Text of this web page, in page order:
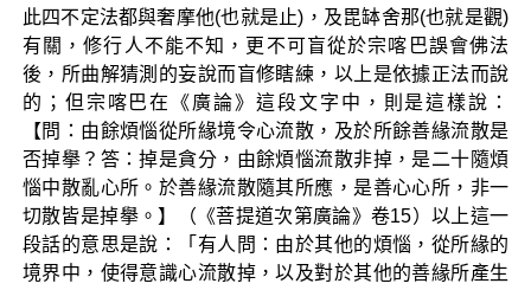
此四不定法都與奢摩他(也就是止)，及毘缽舍那(也就是觀)
有關，修行人不能不知，更不可盲從於宗喀巴誤會佛法
後，所曲解猜測的妄說而盲修瞎練，以上是依據正法而說
的；但宗喀巴在《廣論》這段文字中，則是這樣說：
【問：由餘煩惱從所緣境令心流散，及於所餘善緣流散是
否掉擧？答：掉是貪分，由餘煩惱流散非掉，是二十隨煩
惱中散亂心所。於善緣流散隨其所應，是善心心所，非一
切散皆是掉擧。】（《菩提道次第廣論》卷15）以上這一
段話的意思是說：「有人問：由於其他的煩惱，從所緣的
境界中，使得意識心流散掉，以及對於其他的善緣所產生